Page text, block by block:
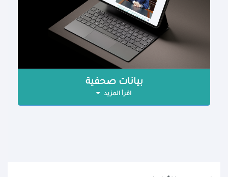
بيانات صحفية
اقرأ المزيد